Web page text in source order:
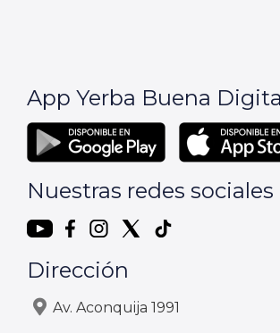
App Yerba Buena
Nuestras redes sociales
Dirección
Av. Aconquija 1991